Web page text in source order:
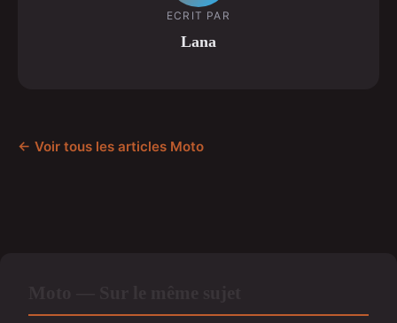
ECRIT PAR
Lana
← Voir tous les articles Moto